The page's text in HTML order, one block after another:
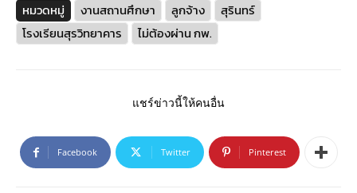
หมวดหมู่ งานสถานศึกษา ลูกจ้าง
สุรินทร์
โรงเรียนสุรวิทยาคาร
ไม่ต้องผ่าน กพ.
แชร์ข่าวนี้ให้คนอื่น
Facebook Twitter Pinterest